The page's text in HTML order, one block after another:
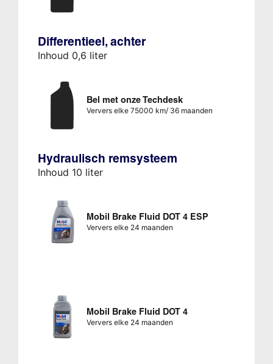
Differentieel, achter
Inhoud 0,6 liter
Bel met onze Techdesk
Ververs elke 75000 km/ 36 maanden
Hydraulisch remsysteem
Inhoud 10 liter
Mobil Brake Fluid DOT 4 ESP
Ververs elke 24 maanden
Mobil Brake Fluid DOT 4
Ververs elke 24 maanden